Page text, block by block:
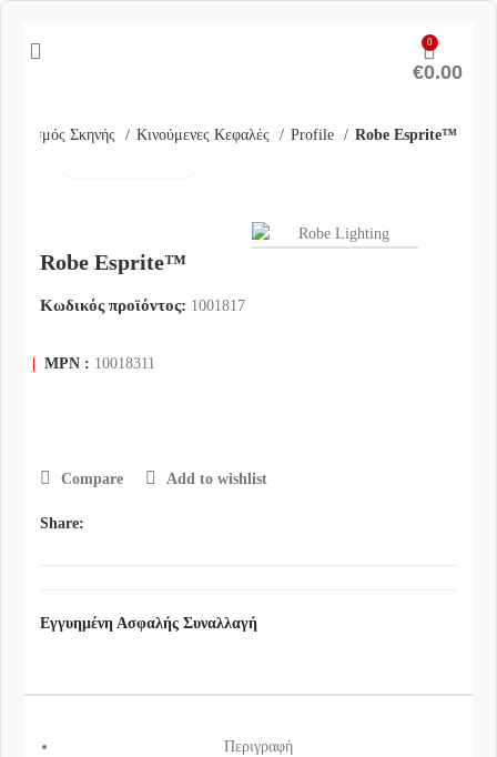
0
€0.00
Φωτισμός Σκηνής Κινούμενες Κεφαλές Profile Robe Esprite™
Robe Esprite™
Κωδικός προϊόντος: 1001817
MPN : 10018311
Compare Add to wishlist
Share:
Εγγυημένη Ασφαλής Συναλλαγή
Περιγραφή